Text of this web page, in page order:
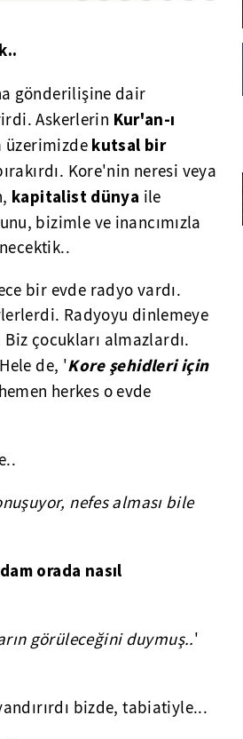
gönderilişine dair
Askerlerin Kur'an-ı
üzerimizde kutsal bir
Kore'nin neresi veya
kapitalist dünya ile
bizimle ve inancımızla
bir evde radyo vardı.
Radyoyu dinlemeye
çocukları almazlardı.
de, 'Kore şehidleri için
herkes o evde
nefes alması bile
orada nasıl
görüleceğini duymuş..'
bizde, tabiatiyle...